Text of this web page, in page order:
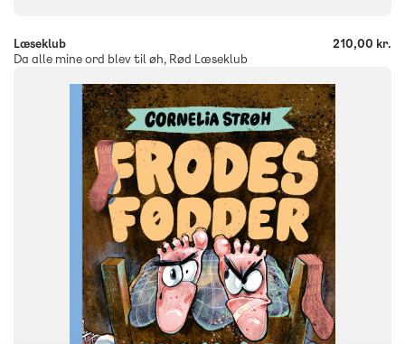
Læseklub
Da alle mine ord blev til øh, Rød Læseklub
210,00 kr.
1. klasse 2. klasse 3. klasse 4. klasse 5. klasse
Flergangsbog
9788723578013